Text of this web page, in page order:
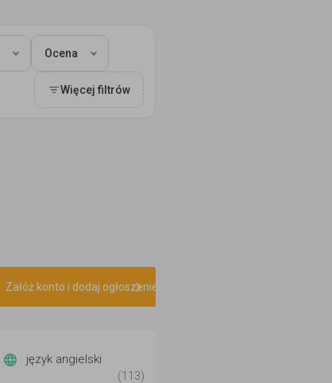
Więcej filtrów
Ocena
Załóż konto i dodaj ogłoszenie
język angielski
(113)